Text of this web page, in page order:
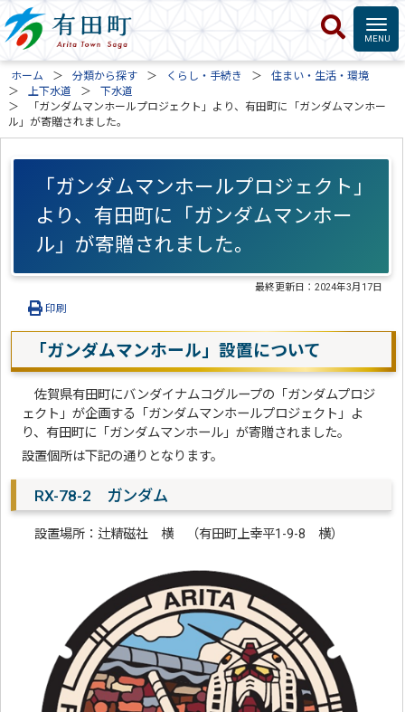
ホーム 分類から探す くらし・手続き
住まい・生活・環境
上下水道
下水道
「ガンダムマンホールプロジェクト」より、有田町に「ガンダムマンホー
ル」が寄贈されました。
「ガンダムマンホールプロジェクト」
より、有田町に「ガンダムマンホー
ル」が寄贈されました。
最終更新日：2024年3月17日
印刷
「ガンダムマンホール」設置について
佐賀県有田町にバンダイナムコグループの「ガンダムプロジ
ェクト」が企画する「ガンダムマンホールプロジェクト」よ
り、有田町に「ガンダムマンホール」が寄贈されました。
設置個所は下記の通りとなります。
RX-78-2 ガンダム
設置場所：辻精磁社 横 （有田町上幸平1-9-8 横）